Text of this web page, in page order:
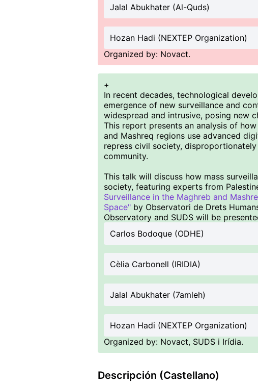
Jalal Abukhater (Al-Quds)
Hozan Hadi (NEXTEP Organization)
Organized by: Novact.
+
In recent decades, technological
emergence of new surveillance and
widespread and intrusive, posing new
This report presents an analysis of
and Mashreq regions use advanced
repress civil society,
community.
This talk will discuss how mass
society, featuring experts from
Surveillance in the Maghreb and
Space" by Observatori de Drets
Observatory and SUDS will be
Carlos Bodoque (ODHE)
Cèlia Carbonell (IRIDIA)
Jalal Abukhater (7amleh)
Hozan Hadi (NEXTEP Organization)
Organized by: Novact, SUDS i Irídia.
Descripción (Castellano)